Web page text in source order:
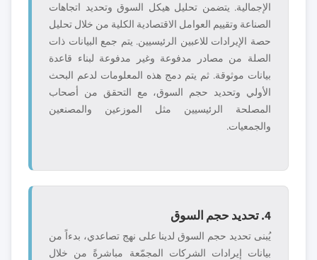
الإجمالية. يتضمن تحليل هيكل السوق وتحديد اتجاهات
الصناعة وتقييم العوامل الاقتصادية الكلية من خلال تحليل
حصة الإيرادات للاعبين الرئيسيين. يتم جمع البيانات ذات
الصلة من مصادر مدفوعة وغير مدفوعة لبناء قاعدة
بيانات موثوقة. ثم يتم دمج هذه المعلومات لدعم البحث
الأولي وتحديد حجم السوق، مع التحقق من أصحاب
المصلحة الرئيسيين مثل الموزعين والمصنعين
والجمعيات.
4. تحديد حجم السوق
يُبنى تحديد حجم السوق لدينا على نهج تصاعدي، بدءاً من
بيانات إيرادات الشركات المجمّعة مباشرةً من خلال